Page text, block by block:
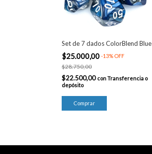
Set de 7 dados ColorBlend Blue
$25.000,00 -13% OFF
$28.750,00
$22.500,00 conTransferencia o
depósito